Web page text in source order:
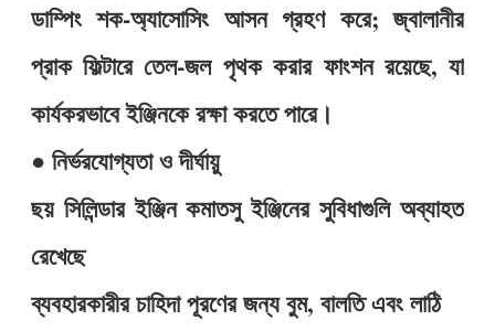
ডাম্পিং শক-অ্যাসোসিং আসন গ্রহণ করে; জ্বালানীর
প্রাক ফিল্টারে তেল-জল পৃথক করার ফাংশন রয়েছে, যা
কার্যকরভাবে ইঞ্জিনকে রক্ষা করতে পারে।
● নির্ভরযোগ্যতা ও দীর্ঘায়ু
ছয় সিলিন্ডার ইঞ্জিন কমাতসু ইঞ্জিনের সুবিধাগুলি অব্যাহত
রেখেছে
ব্যবহারকারীর চাহিদা পূরণের জন্য বুম, বালতি এবং লাঠি